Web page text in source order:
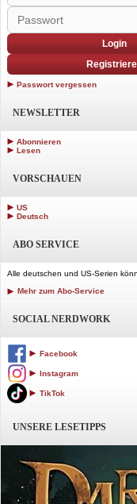
Login
Passwort vergessen
NEWSLETTER
Abonnieren
Lesen
VORSCHAUEN
US
Deutsch
ABO SERVICE
Alle deutschen und US-Serien
Mehr zum Abo-Service
SOCIAL NERDWORK
Facebook
Instagram
TikTok
UNSERE LESETIPPS